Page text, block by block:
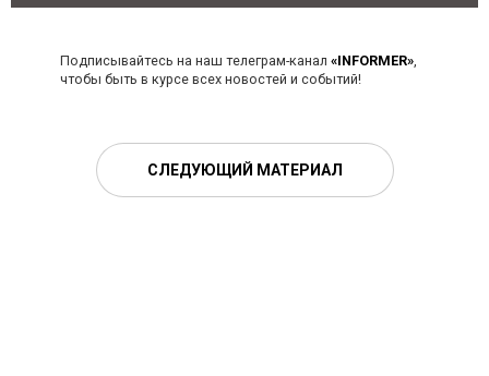
Подписывайтесь на наш телеграм-канал «INFORMER»,
чтобы быть в курсе всех новостей и событий!
СЛЕДУЮЩИЙ МАТЕРИАЛ